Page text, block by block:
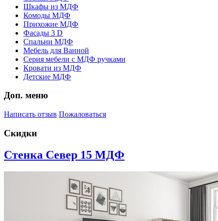
Шкафы из МДФ
Комоды МДФ
Прихожие МДФ
Фасады 3 D
Спальни МДФ
Мебель для Ванной
Серия мебели с МДФ ручками
Кровати из МДФ
Детские МДФ
Доп. меню
Написать отзыв Пожаловаться
Скидки
Стенка Север 15 МДФ